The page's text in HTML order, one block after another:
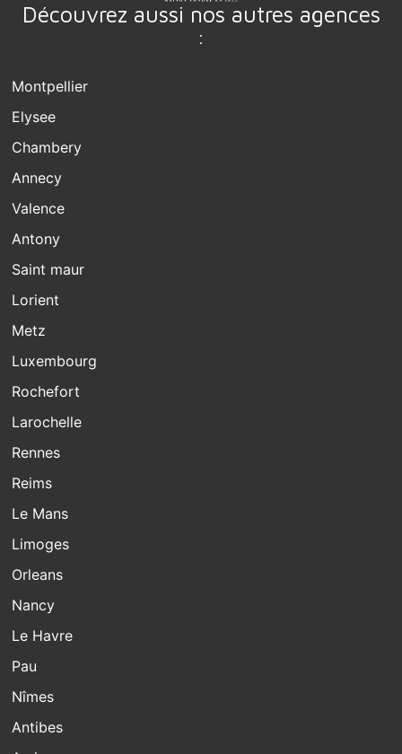
Découvrez aussi nos autres agences
:
Montpellier
Elysee
Chambery
Annecy
Valence
Antony
Saint maur
Lorient
Metz
Luxembourg
Rochefort
Larochelle
Rennes
Reims
Le Mans
Limoges
Orleans
Nancy
Le Havre
Pau
Nîmes
Antibes